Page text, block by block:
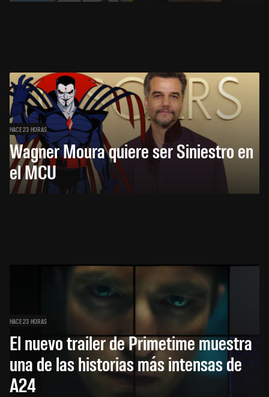
HACE 23 HORAS
Wagner Moura quiere ser Siniestro en
el MCU
HACE 23 HORAS
El nuevo trailer de Primetime muestra
una de las historias más intensas de
A24